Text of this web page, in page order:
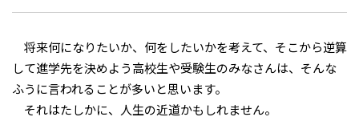
将来何になりたいか、何をしたいかを考えて、そこから逆算
して進学先を決めよう――高校生や受験生のみなさんは、そんな
ふうに言われることが多いと思います。
それはたしかに、人生の近道かもしれません。